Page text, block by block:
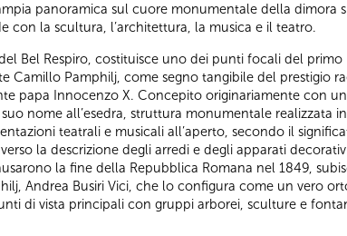
panoramica sul cuore monumentale della dimora
con la scultura, l’architettura, la musica e il teatro.
Bel Respiro, costituisce uno dei punti focali del
Camillo Pamphilj, come segno tangibile del prestigio
papa Innocenzo X. Concepito originariamente con
nome all’esedra, struttura monumentale realizzata
teatrali e musicali all’aperto, secondo il
la descrizione degli arredi e degli apparati
la fine della Repubblica Romana nel 1849,
Andrea Busiri Vici, che lo configura come un vero
di vista principali con gruppi arborei, sculture e